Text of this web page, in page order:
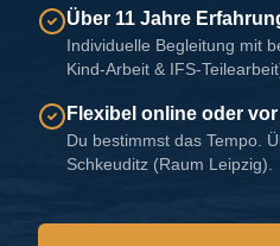
Über 11 Jahre
Individuelle Begleitung mit
Kind-Arbeit & IFS-
Flexibel online oder
Du bestimmst das Tempo.
Schkeuditz (Raum Leipzig).